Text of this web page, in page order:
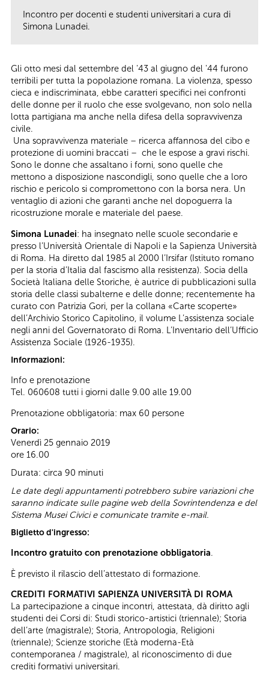
Incontro per docenti e studenti universitari a cura di
Simona Lunadei.
Gli otto mesi dal settembre del '43 al giugno del '44 furono
terribili per tutta la popolazione romana. La violenza, spesso
cieca e indiscriminata, ebbe caratteri specifici nei confronti
delle donne per il ruolo che esse svolgevano, non solo nella
lotta partigiana ma anche nella difesa della sopravvivenza
civile.
Una sopravvivenza materiale – ricerca affannosa del cibo e
protezione di uomini braccati – che le espose a gravi rischi.
Sono le donne che assaltano i forni, sono quelle che
mettono a disposizione nascondigli, sono quelle che a loro
rischio e pericolo si compromettono con la borsa nera. Un
ventaglio di azioni che garantì anche nel dopoguerra la
ricostruzione morale e materiale del paese.
Simona Lunadei: ha insegnato nelle scuole secondarie e
presso l’Università Orientale di Napoli e la Sapienza Università
di Roma. Ha diretto dal 1985 al 2000 l’Irsifar (Istituto romano
per la storia d’Italia dal fascismo alla resistenza). Socia della
Società Italiana delle Storiche, è autrice di pubblicazioni sulla
storia delle classi subalterne e delle donne; recentemente ha
curato con Patrizia Gori, per la collana «Carte scoperte»
dell’Archivio Storico Capitolino, il volume L’assistenza sociale
negli anni del Governatorato di Roma. L’Inventario dell’Ufficio
Assistenza Sociale (1926-1935).
Informazioni:
Info e prenotazione
Tel. 060608 tutti i giorni dalle 9.00 alle 19.00
Prenotazione obbligatoria: max 60 persone
Orario:
Venerdì 25 gennaio 2019
ore 16.00
Durata: circa 90 minuti
Le date degli appuntamenti potrebbero subire variazioni che
saranno indicate sulle pagine web della Sovrintendenza e del
Sistema Musei Civici e comunicate tramite e-mail.
Biglietto d'ingresso:
Incontro gratuito con prenotazione obbligatoria.
È previsto il rilascio dell’attestato di formazione.
CREDITI FORMATIVI SAPIENZA UNIVERSITÀ DI ROMA
La partecipazione a cinque incontri, attestata, dà diritto agli
studenti dei Corsi di: Studi storico-artistici (triennale); Storia
dell’arte (magistrale); Storia, Antropologia, Religioni
(triennale); Scienze storiche (Età moderna-Età
contemporanea / magistrale), al riconoscimento di due
crediti formativi universitari.